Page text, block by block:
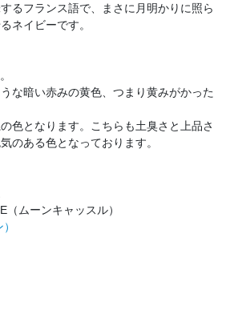
るフランス語で、まさに月明かりに照ら
ネイビーです。
な暗い赤みの黄色、つまり黄みがかった
色となります。こちらも土臭さと上品さ
のある色となっております。
ムーンキャッスル）